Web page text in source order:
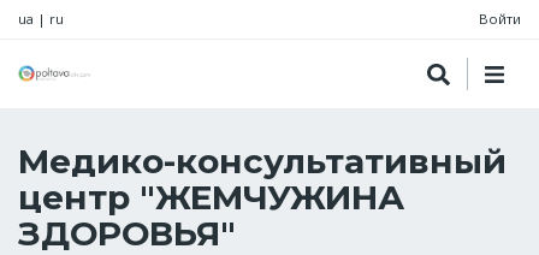
ua | ru Войти
Медико-консультативный
центр "ЖЕМЧУЖИНА
ЗДОРОВЬЯ"